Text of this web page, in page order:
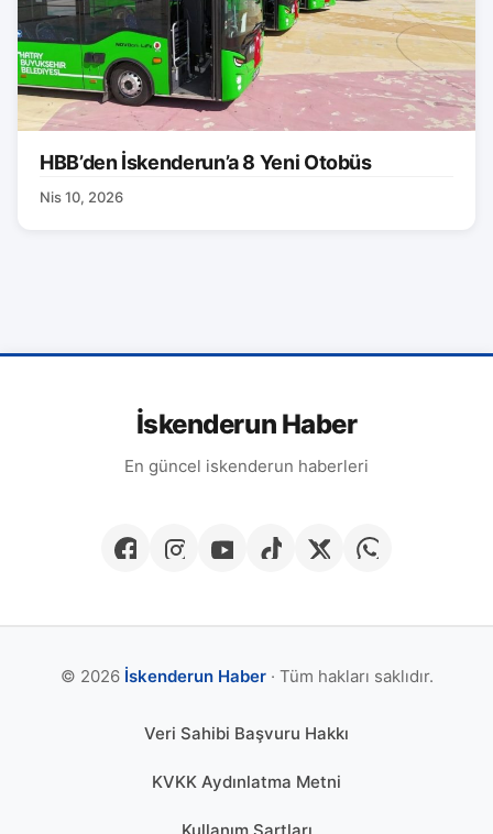
HBB’den İskenderun’a 8 Yeni Otobüs
Nis 10, 2026
İskenderun Haber
En güncel iskenderun haberleri
© 2026 İskenderun Haber· Tüm hakları saklıdır.
Veri Sahibi Başvuru Hakkı
KVKK Aydınlatma Metni
Kullanım Şartları